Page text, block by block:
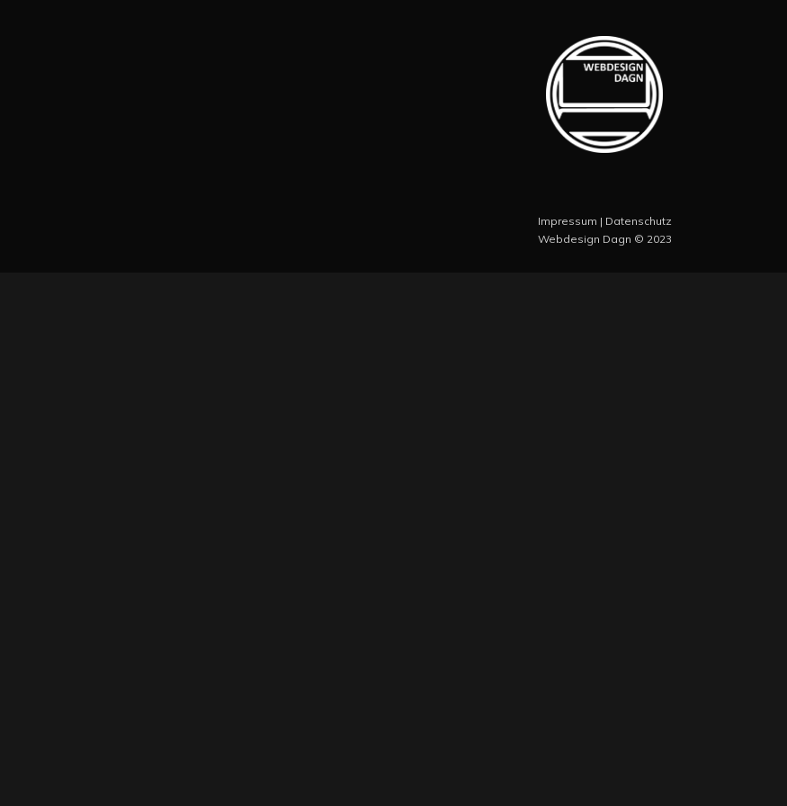
Impressum | Datenschutz
Webdesign Dagn © 2023